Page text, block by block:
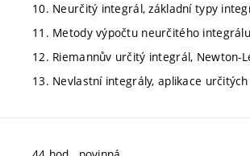
10. Neurčitý integrál, základní typy
11. Metody výpočtu neurčitého
12. Riemannův určitý integrál, Newton-
13. Nevlastní integrály, aplikace